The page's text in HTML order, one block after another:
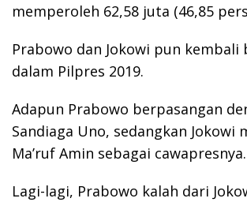
memperoleh 62,58 juta (46,85
Prabowo dan Jokowi pun
dalam Pilpres 2019.
Adapun Prabowo berpasangan
Sandiaga Uno, sedangkan Jokowi
Ma’ruf Amin sebagai cawapresnya.
Lagi-lagi, Prabowo kalah dari